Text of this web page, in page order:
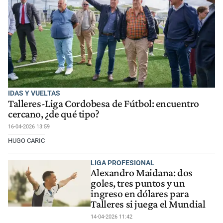
IDAS Y VUELTAS
Talleres-Liga Cordobesa de Fútbol: encuentro
cercano, ¿de qué tipo?
16-04-2026 13:59
HUGO CARIC
LIGA PROFESIONAL
Alexandro Maidana: dos
goles, tres puntos y un
ingreso en dólares para
Talleres si juega el Mundial
14-04-2026 11:42